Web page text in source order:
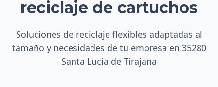
reciclaje de cartuchos
Soluciones de reciclaje flexibles adaptadas al
tamaño y necesidades de tu empresa en 35280
Santa Lucía de Tirajana